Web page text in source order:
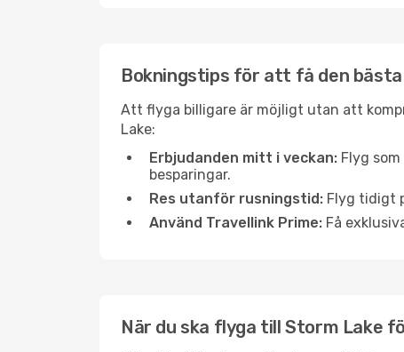
Bokningstips för att få den
Att flyga billigare är möjligt utan att
Lake:
Erbjudanden mitt i veckan: Flyg
besparingar.
Res utanför rusningstid: Flyg tidigt
Använd Travellink Prime: Få
När du ska flyga till Storm Lake